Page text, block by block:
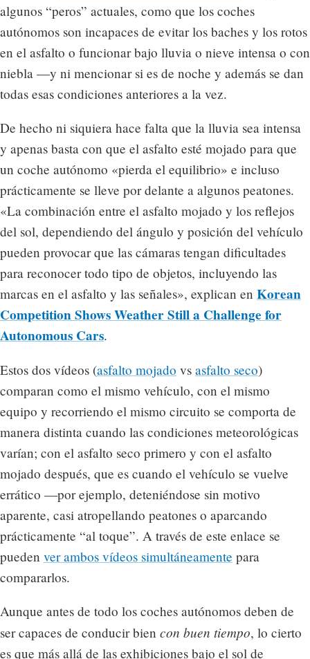
algunos “peros” actuales, como que los coches
autónomos son incapaces de evitar los baches y los rotos
en el asfalto o funcionar bajo lluvia o nieve intensa o con
niebla —y ni mencionar si es de noche y además se dan
todas esas condiciones anteriores a la vez.
De hecho ni siquiera hace falta que la lluvia sea intensa
y apenas basta con que el asfalto esté mojado para que
un coche autónomo «pierda el equilibrio» e incluso
prácticamente se lleve por delante a algunos peatones.
«La combinación entre el asfalto mojado y los reflejos
del sol, dependiendo del ángulo y posición del vehículo
pueden provocar que las cámaras tengan dificultades
para reconocer todo tipo de objetos, incluyendo las
marcas en el asfalto y las señales», explican en Korean
Competition Shows Weather Still a Challenge for
Autonomous Cars.
Estos dos vídeos (asfalto mojado vs asfalto seco)
comparan como el mismo vehículo, con el mismo
equipo y recorriendo el mismo circuito se comporta de
manera distinta cuando las condiciones meteorológicas
varían; con el asfalto seco primero y con el asfalto
mojado después, que es cuando el vehículo se vuelve
errático —por ejemplo, deteniéndose sin motivo
aparente, casi atropellando peatones o aparcando
prácticamente “al toque”. A través de este enlace se
pueden ver ambos vídeos simultáneamente para
compararlos.
Aunque antes de todo los coches autónomos deben de
ser capaces de conducir bien con buen tiempo, lo cierto
es que más allá de las exhibiciones bajo el sol de